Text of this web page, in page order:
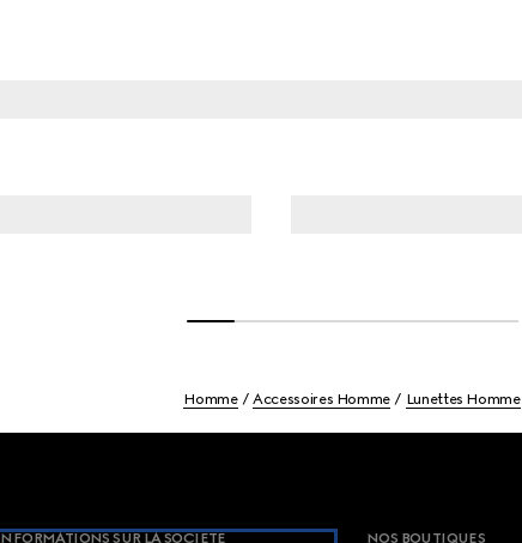
Homme Accessoires Homme Lunettes Homme
INFORMATIONS SUR LA SOCIETE NOS BOUTIQUES